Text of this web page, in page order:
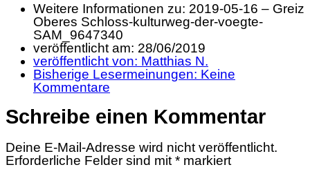
Weitere Informationen zu: 2019-05-16 – Greiz
Oberes Schloss-kulturweg-der-voegte-
SAM_9647340
veröffentlicht am: 28/06/2019
veröffentlicht von: Matthias N.
Bisherige Lesermeinungen: Keine
Kommentare
Schreibe einen Kommentar
Deine E-Mail-Adresse wird nicht veröffentlicht.
Erforderliche Felder sind mit * markiert